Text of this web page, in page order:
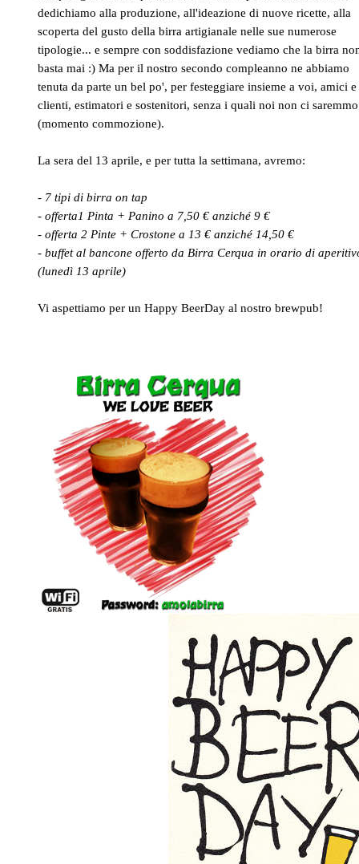
dedichiamo alla produzione, all'ideazione di nuove ricette, alla
scoperta del gusto della birra artigianale nelle sue numerose
tipologie... e sempre con soddisfazione vediamo che la birra
basta mai :) Ma per il nostro secondo compleanno ne abbiamo
tenuta da parte un bel po', per festeggiare insieme a voi, amici e
clienti, estimatori e sostenitori, senza i quali noi non ci saremmo
(momento commozione).
La sera del 13 aprile, e per tutta la settimana, avremo:
- 7 tipi di birra on tap
- offerta1 Pinta + Panino a 7,50 € anziché 9 €
- offerta 2 Pinte + Crostone a 13 € anziché 14,50 €
- buffet al bancone offerto da Birra Cerqua in orario di
(lunedì 13 aprile)
Vi aspettiamo per un Happy BeerDay al nostro brewpub!